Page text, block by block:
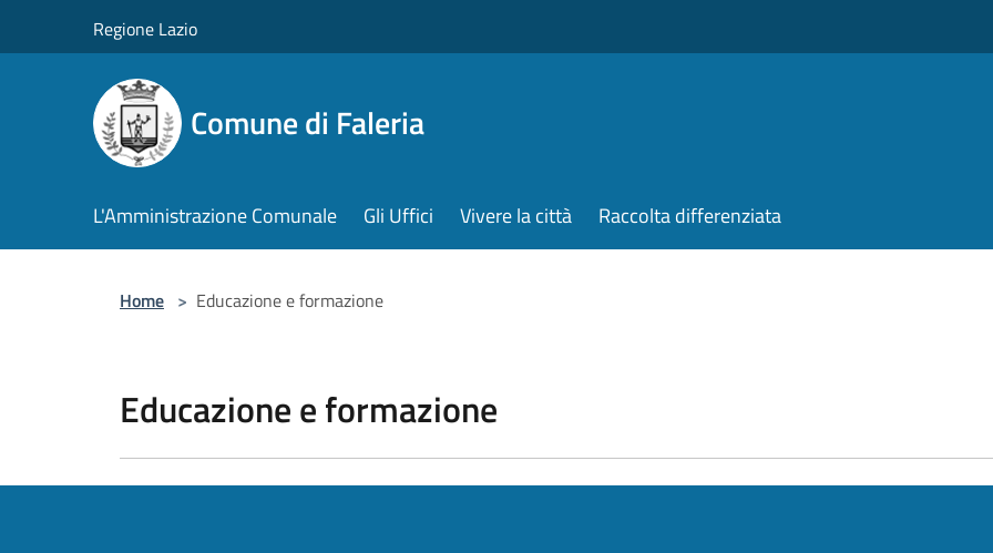
Regione Lazio
Comune di Faleria
L'Amministrazione Comunale Gli Uffici Vivere la città Raccolta differenziata
Home > Educazione e formazione
Educazione e formazione